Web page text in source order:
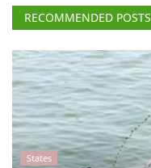
RECOMMENDED POSTS
States